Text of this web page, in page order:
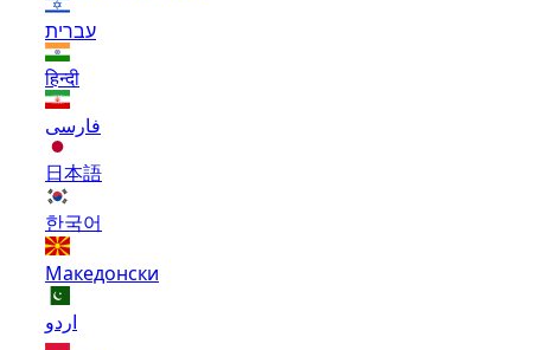
עברית
हिन्दी
فارسی
日本語
한국어
Македонски
اردو